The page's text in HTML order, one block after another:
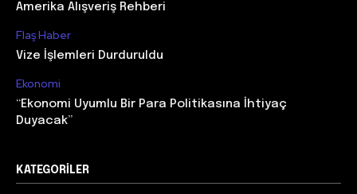
Amerika Alışveriş Rehberi
Flaş Haber
Vize İşlemleri Durduruldu
Ekonomi
“Ekonomi Uyumlu Bir Para Politikasına İhtiyaç
Duyacak”
KATEGORILER